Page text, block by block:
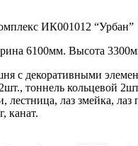
ИК001012 “Урбан”
6100мм. Высота
с декоративными
тоннель кольцевой
лаз змейка, лаз
канат.